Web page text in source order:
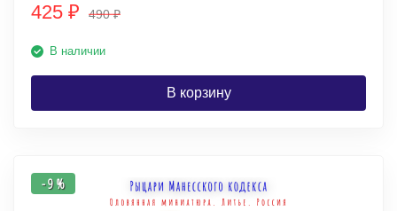
425 ₽ 490₽
В наличии
В корзину
- 9 %